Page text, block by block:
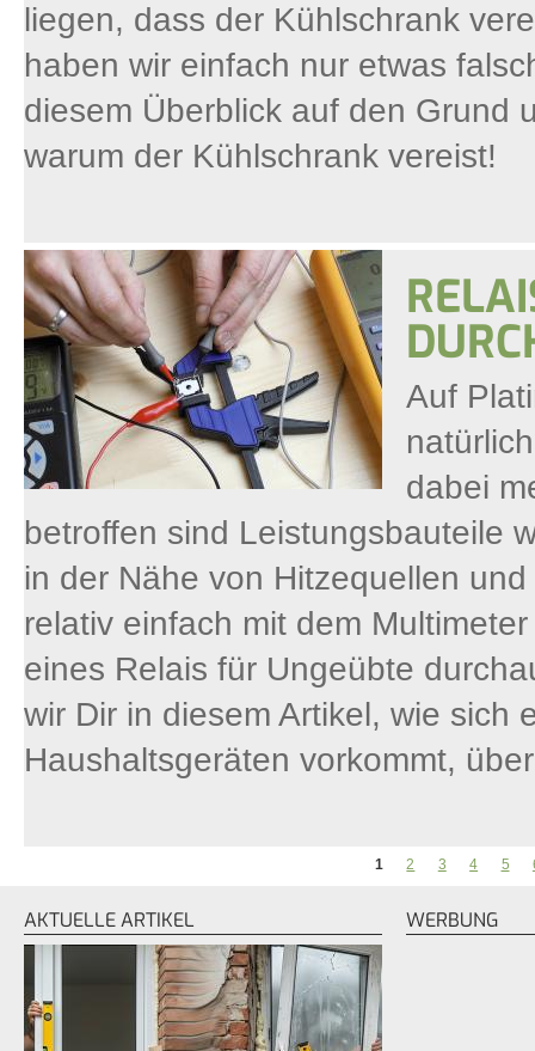
liegen, dass der Kühlschrank
haben wir einfach nur etwas
diesem Überblick auf den Grund
warum der Kühlschrank vereist!
Auf
dabei
betroffen sind Leistungsbauteile
in der Nähe von Hitzequellen
relativ einfach mit dem
eines Relais für Ungeübte
wir Dir in diesem Artikel, wie sich
Haushaltsgeräten vorkommt,
1 2 3 4 5
AKTUELLE ARTIKEL WERBUNG